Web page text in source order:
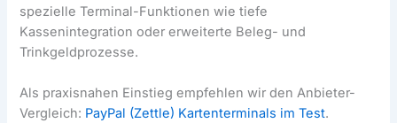
spezielle Terminal-Funktionen wie tiefe
Kassenintegration oder erweiterte Beleg- und
Trinkgeldprozesse.
Als praxisnahen Einstieg empfehlen wir den Anbieter-
Vergleich: PayPal (Zettle) Kartenterminals im Test.